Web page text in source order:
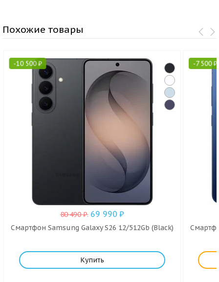
Похожие товары
-10 500₽
80 490₽. 69 990₽
Смартфон Samsung Galaxy S26 12/512Gb (Black)
Купить
-7 500₽